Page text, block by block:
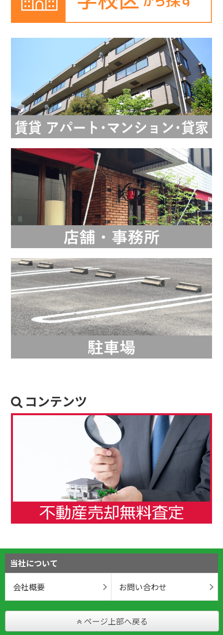
コンテンツ
当社について
会社概要
お問い合わせ
ページ上部へ戻る